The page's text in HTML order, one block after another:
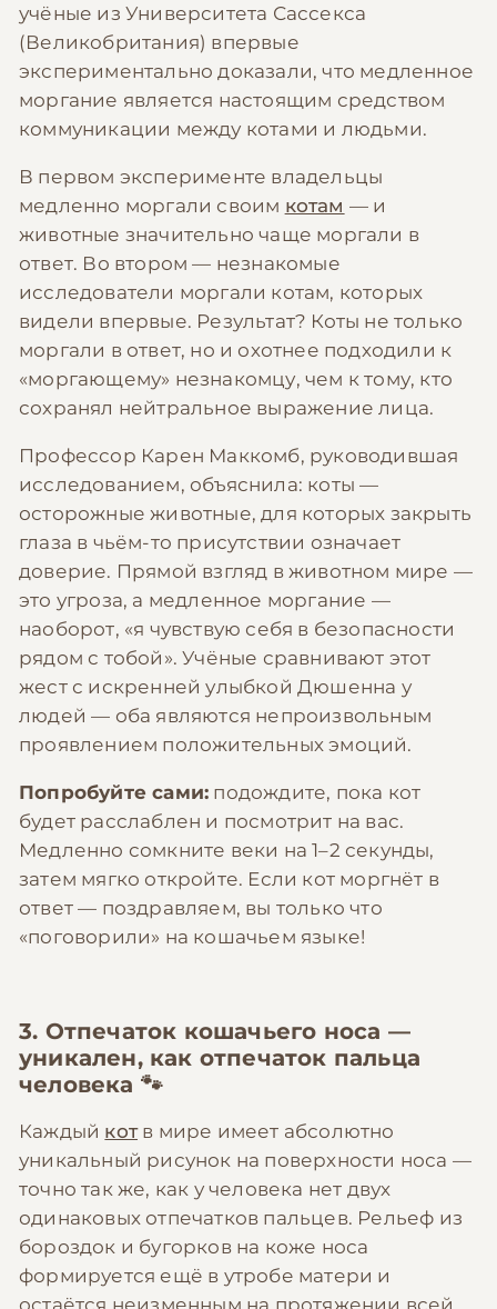
учёные из Университета Сассекса
(Великобритания) впервые
экспериментально доказали, что медленное
моргание является настоящим средством
коммуникации между котами и людьми.
В первом эксперименте владельцы
медленно моргали своим котам — и
животные значительно чаще моргали в
ответ. Во втором — незнакомые
исследователи моргали котам, которых
видели впервые. Результат? Коты не только
моргали в ответ, но и охотнее подходили к
«моргающему» незнакомцу, чем к тому, кто
сохранял нейтральное выражение лица.
Профессор Карен Маккомб, руководившая
исследованием, объяснила: коты —
осторожные животные, для которых закрыть
глаза в чьём-то присутствии означает
доверие. Прямой взгляд в животном мире —
это угроза, а медленное моргание —
наоборот, «я чувствую себя в безопасности
рядом с тобой». Учёные сравнивают этот
жест с искренней улыбкой Дюшенна у
людей — оба являются непроизвольным
проявлением положительных эмоций.
Попробуйте сами: подождите, пока кот
будет расслаблен и посмотрит на вас.
Медленно сомкните веки на 1–2 секунды,
затем мягко откройте. Если кот моргнёт в
ответ — поздравляем, вы только что
«поговорили» на кошачьем языке!
3. Отпечаток кошачьего носа —
уникален, как отпечаток пальца
человека 🐾
Каждый котв мире имеет абсолютно
уникальный рисунок на поверхности носа —
точно так же, как у человека нет двух
одинаковых отпечатков пальцев. Рельеф из
бороздок и бугорков на коже носа
формируется ещё в утробе матери и
остаётся неизменным на протяжении всей